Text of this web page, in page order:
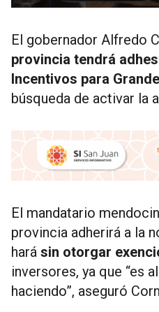
El gobernador Alfredo
provincia tendrá
Incentivos para
búsqueda de activar la
El mandatario
provincia adherirá a la
hará sin otorgar
inversores, ya que “es
haciendo”, aseguró